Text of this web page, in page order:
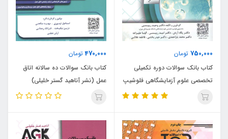
750,000 تومان
کتاب بانک سوالات دوره تکمیلی
تخصصی علوم آزمایشگاهی فلوشیپ
(نشر آناهید گستر خلیلی)
470,000تومان
کتاب بانک سوالات ده سالانه اتاق
عمل (نشر آناهید گستر خلیلی)